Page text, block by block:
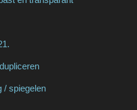
/ spiegelen